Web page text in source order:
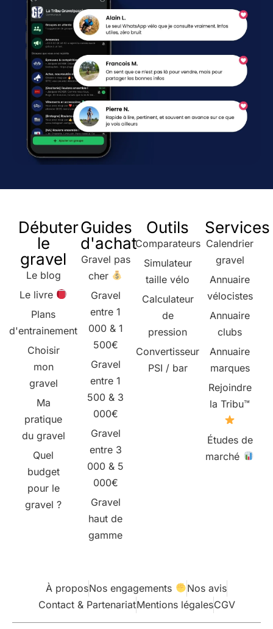
Débuter
le
gravel
Le blog
Le livre
Plans
d'entrainement
Choisir
mon
gravel
Ma
pratique
du gravel
Quel
budget
pour le
gravel ?
Guides
d'achat
Gravel pas
cher
Gravel
entre 1
000 & 1
500€
Gravel
entre 1
500 & 3
000€
Gravel
entre 3
000 & 5
000€
Gravel
haut de
gamme
Outils
Comparateurs
Simulateur
taille vélo
Calculateur
de
pression
Convertisseur
PSI / bar
Services
Calendrier
gravel
Annuaire
vélocistes
Annuaire
clubs
Annuaire
marques
Rejoindre
la Tribu™
Études de
marché
À proposNos engagements
Nos avis
Contact & PartenariatMentions légalesCGV